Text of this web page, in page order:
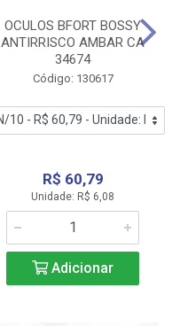
OCULOS BFORT BOSSY
ANTIRRISCO AMBAR CA
34674
Código: 130617
R$ 60,79
Unidade: R$ 6,08
Adicionar